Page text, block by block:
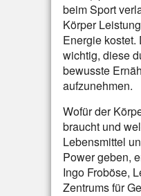
beim Sport
Körper
Energie
wichtig, diese
bewusste
aufzunehmen.
Wofür der
braucht und
Lebensmittel
Power geben,
Ingo Froböse,
Zentrums für